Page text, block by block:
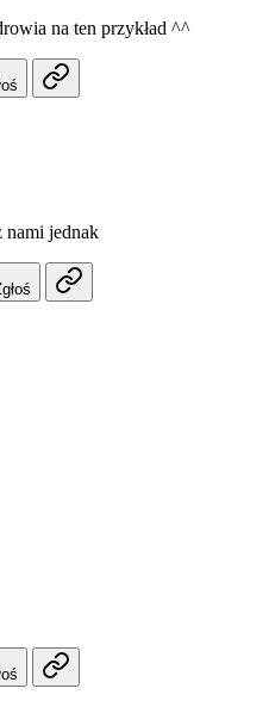
na ten przykład ^^
nami jednak